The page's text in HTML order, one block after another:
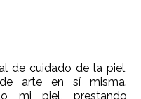
de cuidado de la piel,
arte en sí misma.
mi piel, prestando